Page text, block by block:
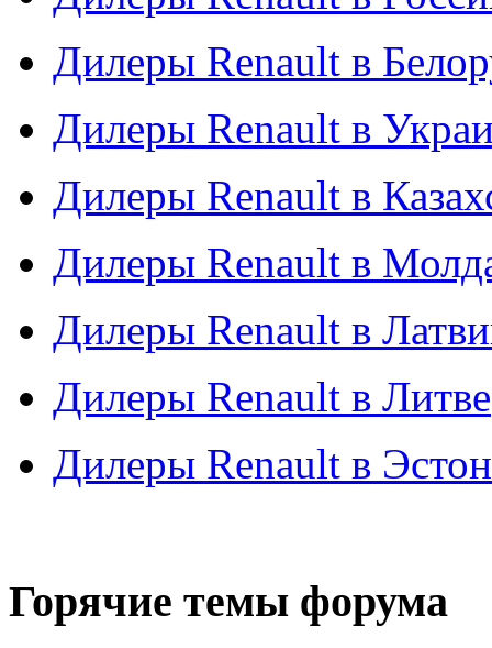
Дилеры Renault в
Дилеры Renault в
Дилеры Renault в
Дилеры Renault в
Дилеры Renault в
Дилеры Renault в Литве
Дилеры Renault в
Горячие темы форума